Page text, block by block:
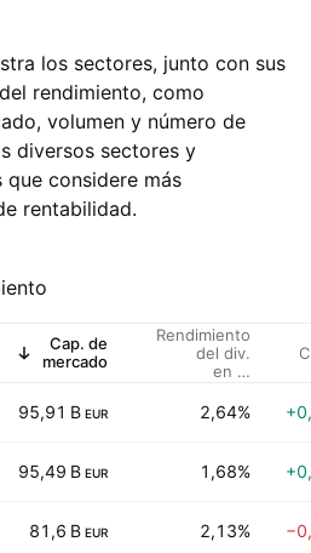
los sectores, junto con sus
rendimiento, como
volumen y número de
diversos sectores y
que considere más
rentabilidad.
Cap. de
mercado
Rendimiento
del div.
en %
95,91 B EUR 2,64%
95,49 B EUR 1,68%
81,6 B EUR 2,13%